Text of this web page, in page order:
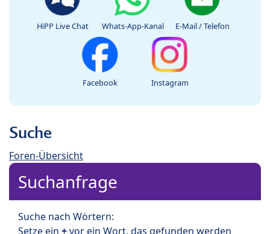
HiPP Live Chat Whats-App-Kanal E-Mail / Telefon
Facebook Instagram
Suche
Foren-Übersicht
Suchanfrage
Suche nach Wörtern:
Setze ein +vor ein Wort, das gefunden werden